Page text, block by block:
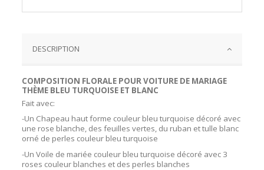
DESCRIPTION
COMPOSITION FLORALE POUR VOITURE DE MARIAGE
THÈME BLEU TURQUOISE ET BLANC
Fait avec:
-Un Chapeau haut forme couleur bleu turquoise décoré avec
une rose blanche, des feuilles vertes, du ruban et tulle blanc
orné de perles couleur bleu turquoise
-Un Voile de mariée couleur bleu turquoise décoré avec 3
roses couleur blanches et des perles blanches